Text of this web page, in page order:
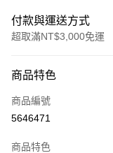
付款與運送方式
超取滿NT$3,000免運
信用卡一次付款
超商取貨付款
商品特色
商品編號
5646471
商品特色